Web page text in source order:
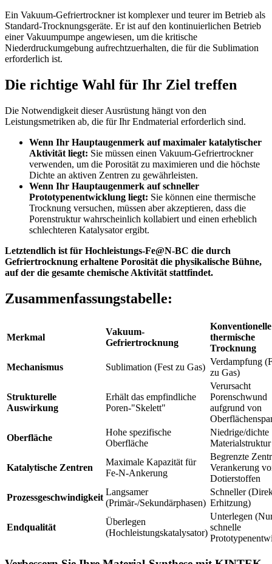
Ein Vakuum-Gefriertrockner ist komplexer und teurer im Betrieb als
Standard-Trocknungsgeräte. Er ist auf den kontinuierlichen Betrieb
einer Vakuumpumpe angewiesen, um die kritische
Niederdruckumgebung aufrechtzuerhalten, die für die Sublimation
erforderlich ist.
Die richtige Wahl für Ihr Ziel treffen
Die Notwendigkeit dieser Ausrüstung hängt von den
Leistungsmetriken ab, die für Ihr Endmaterial erforderlich sind.
Wenn Ihr Hauptaugenmerk auf maximaler katalytischer
Aktivität liegt: Sie müssen einen Vakuum-Gefriertrockner
verwenden, um die Porosität zu maximieren und die höchste
Dichte an aktiven Zentren zu gewährleisten.
Wenn Ihr Hauptaugenmerk auf schneller
Prototypenentwicklung liegt: Sie können eine thermische
Trocknung versuchen, müssen aber akzeptieren, dass die
Porenstruktur wahrscheinlich kollabiert und einen erheblich
schlechteren Katalysator ergibt.
Letztendlich ist für Hochleistungs-Fe@N-BC die durch
Gefriertrocknung erhaltene Porosität die physikalische Bühne,
auf der die gesamte chemische Aktivität stattfindet.
Zusammenfassungstabelle:
Merkmal
Vakuum-
Gefriertrocknung
Konventionelle
thermische
Trocknung
Mechanismus
Sublimation (Fest zu Gas)
Verdampfung
zu Gas)
Strukturelle
Auswirkung
Erhält das empfindliche
Poren-"Skelett"
Verursacht
Porenschwund
aufgrund von
Oberfläche
Hohe spezifische
Oberfläche
Niedrige/dichte
Materialstruktur
Katalytische Zentren
Maximale Kapazität für
Fe-N-Ankerung
Begrenzte
Verankerung
Dotierstoffen
Prozessgeschwindigkeit
Langsamer
(Primär-/Sekundärphasen)
Schneller
Erhitzung)
Endqualität
Überlegen
(Hochleistungskatalysator)
Unterlegen
schnelle